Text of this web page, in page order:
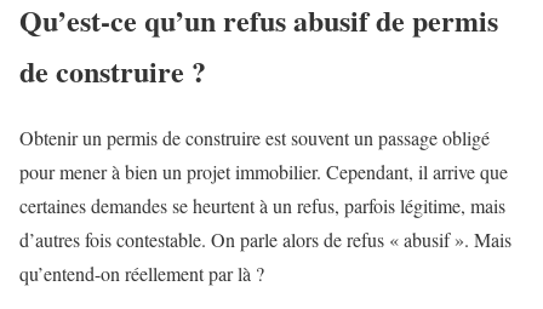
Qu’est-ce qu’un refus abusif de permis
de construire ?
Obtenir un permis de construire est souvent un passage obligé
pour mener à bien un projet immobilier. Cependant, il arrive que
certaines demandes se heurtent à un refus, parfois légitime, mais
d’autres fois contestable. On parle alors de refus « abusif ». Mais
qu’entend-on réellement par là ?